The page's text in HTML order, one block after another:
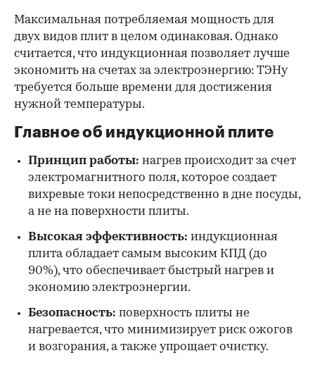
Максимальная потребляемая мощность для
двух видов плит в целом одинаковая. Однако
считается, что индукционная позволяет лучше
экономить на счетах за электроэнергию: ТЭНу
требуется больше времени для достижения
нужной температуры.
Главное об индукционной плите
Принцип работы: нагрев происходит за счет
электромагнитного поля, которое создает
вихревые токи непосредственно в дне посуды,
а не на поверхности плиты.
Высокая эффективность: индукционная
плита обладает самым высоким КПД (до
90%), что обеспечивает быстрый нагрев и
экономию электроэнергии.
Безопасность: поверхность плиты не
нагревается, что минимизирует риск ожогов
и возгорания, а также упрощает очистку.